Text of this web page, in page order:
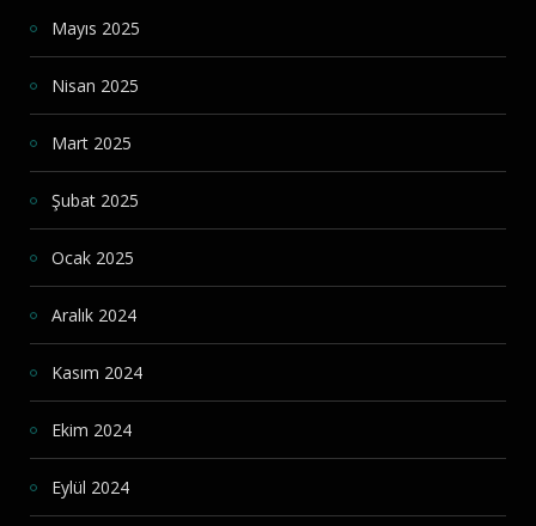
Mayıs 2025
Nisan 2025
Mart 2025
Şubat 2025
Ocak 2025
Aralık 2024
Kasım 2024
Ekim 2024
Eylül 2024